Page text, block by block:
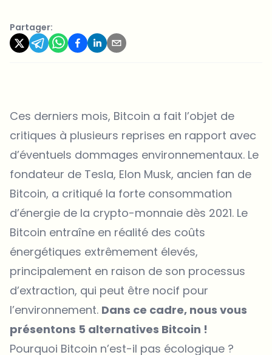
Partager:
Ces derniers mois, Bitcoin a fait l’objet de
critiques à plusieurs reprises en rapport avec
d’éventuels dommages environnementaux. Le
fondateur de Tesla, Elon Musk, ancien fan de
Bitcoin, a critiqué la forte consommation
d’énergie de la crypto-monnaie dès 2021. Le
Bitcoin entraîne en réalité des coûts
énergétiques extrêmement élevés,
principalement en raison de son processus
d’extraction, qui peut être nocif pour
l’environnement. Dans ce cadre, nous vous
présentons 5 alternatives Bitcoin !
Pourquoi Bitcoin n’est-il pas écologique ?